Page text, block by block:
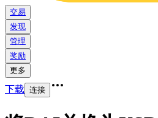
交易
发现
管理
奖励
更多
下载 连接